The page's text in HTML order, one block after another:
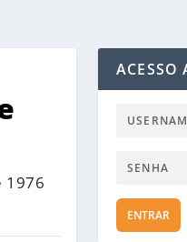
1976
ACESSO
ENTRAR